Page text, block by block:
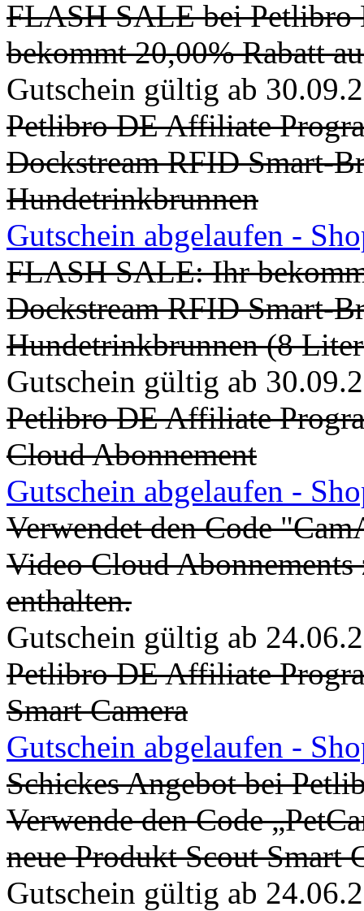
FLASH SALE bei
bekommt 20,00% Rabatt
Gutschein gültig ab
Petlibro DE Affiliate
Dockstream RFID Smart-
Hundetrinkbrunnen
Gutschein abgelaufen -
FLASH SALE: Ihr
Dockstream RFID Smart-
Hundetrinkbrunnen (8
Gutschein gültig ab
Petlibro DE Affiliate
Cloud Abonnement
Gutschein abgelaufen -
Verwendet den Code
Video Cloud
enthalten.
Gutschein gültig ab
Petlibro DE Affiliate
Smart Camera
Gutschein abgelaufen -
Schickes Angebot bei
Verwende den Code
neue Produkt Scout Smart
Gutschein gültig ab